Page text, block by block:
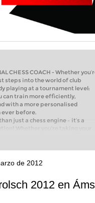
CHESS COACH - Whether
steps into the world of club
playing at a tournament level:
can train more efficiently,
with a more personalised
ever before.
just a chess engine – it’s a
Whether you’re taking your
world of club chess, or already
level: with FRITZ, you can
intelligently and with a
approach than ever before.
de 2012
2012 en